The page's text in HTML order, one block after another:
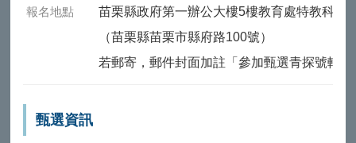
報名地點
苗栗縣政府第一辦公大樓5樓教育處特教科
（苗栗縣苗栗市縣府路100號）
若郵寄，郵件封面加註「參加甄選青探號輔
甄選資訊